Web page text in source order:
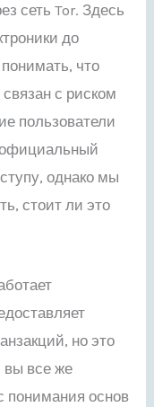
сеть Tor. Здесь
до
что
с риском
пользователи
официальный
однако мы
стоит ли это
но это
вы все же
понимания основ